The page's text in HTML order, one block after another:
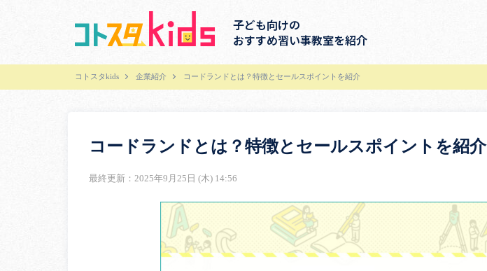
子ども向けの
おすすめ習い事教室を紹介
コトスタkids 企業紹介 コードランドとは？特徴とセールスポイントを紹介
コードランドとは？特徴とセールスポイントを紹介
最終更新：2025年9月25日 (木) 14:56